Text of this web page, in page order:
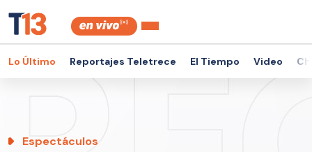
Lo Último Reportajes Teletrece El Tiempo Video
Espectáculos